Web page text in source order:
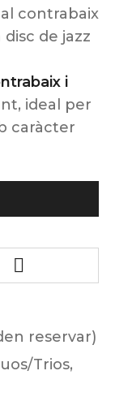
al contrabaix
de jazz
i
ideal per
caràcter
reservar)
Trios,